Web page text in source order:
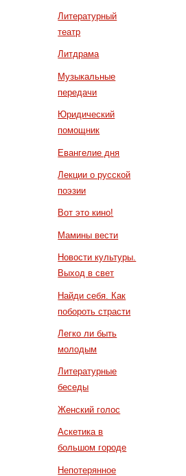
Литературный
театр
Литдрама
Музыкальные
передачи
Юридический
помощник
Евангелие дня
Лекции о русской
поэзии
Вот это кино!
Мамины вести
Новости культуры.
Выход в свет
Найди себя. Как
побороть страсти
Легко ли быть
молодым
Литературные
беседы
Женский голос
Аскетика в
большом городе
Непотерянное